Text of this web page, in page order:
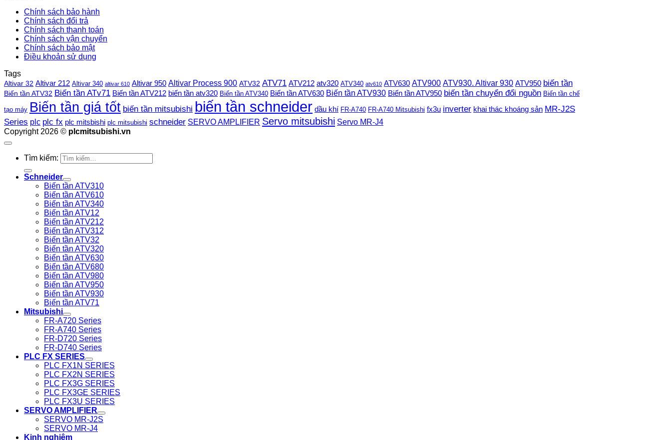
Chính sách bảo hành
Chính sách đổi trả
Chính sách thanh toán
Chính sách vận chuyển
Chính sách bảo mật
Điều khoản sử dụng
Tags
Altivar 32 Altivar 212 Altivar 340 altivar 610 Altivar 950 Altivar Process 900 ATV32 ATV71 ATV212 atv320 ATV340 atv610 ATV630 ATV900 ATV930. Altivar 930 ATV950 biến tần
Biến tần ATV32 Biến tần ATv71 Biến tần ATV212 biến tần atv320 Biến tần ATV340 Biến tần ATV630 Biến tần ATV930 Biến tần ATV950 biến tần chuyển đổi nguồn Biến tần chế
tạo máy Biến tần giá tốt biến tần mitsubishi biến tần schneider dầu khí FR-A740 FR-A740 Mitsubishi fx3u inverter khai thác khoáng sản MR-J2S
Series plc plc fx plc mitsbishi plc mitsubishi schneider SERVO AMPLIFIER Servo mitsubishi Servo MR-J4
Copyright 2026 © plcmitsubishi.vn
Tìm kiếm:
Schneider
Biến tần ATV310
Biến tần ATV610
Biến tần ATV340
Biến tần ATV12
Biến tần ATV212
Biến tần ATV312
Biến tần ATV32
Biến tần ATV320
Biến tần ATV630
Biến tần ATV680
Biến tần ATV980
Biến tần ATV950
Biến tần ATV930
Biến tần ATV71
Mitsubishi
FR-A720 Series
FR-A740 Series
FR-D720 Series
FR-D740 Series
PLC FX SERIES
PLC FX1N SERIES
PLC FX2N SERIES
PLC FX3G SERIES
PLC FX3GE SERIES
PLC FX3U SERIES
SERVO AMPLIFIER
SERVO MR-J2S
SERVO MR-J4
Kinh nghiệm